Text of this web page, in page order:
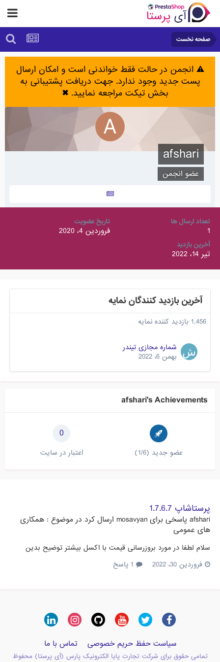
صفحه نخست
⚠️ انجمن در حالت فقط خواندنی است و امکان ارسال
پست جدید وجود ندارد. جهت دریافت پشتیبانی به
بخش تیکت مراجعه نمایید.✖
afshari
عضو انجمن
تعداد ارسال ها
1
تاریخ عضویت
فروردین 4، 2020
آخرین بازدید
تیر 14، 2022
آخرین بازدید کنندگان نمایه
1,456 بازدید کننده نمایه
شماره مجازی تیندر
بهمن 6، 2022
afshari's Achievements
عضو جدید (1/6)
0
اعتبار در سایت
پرستاشاپ 1.7.6.7
afshari پاسخی برای mosavyan ارسال کرد در موضوع : همکاری
های عمومی
سلام لطفا در مورد بروزرسانی قیمت با اکسل بیشتر توضیح بدین
فروردین 30، 2022
سیاست حفظ حریم خصوصی تماس با ما
تمامی حقوق برای شرکت تجارت پایا الکترونیک پارس (آی پرستا) محفوظ